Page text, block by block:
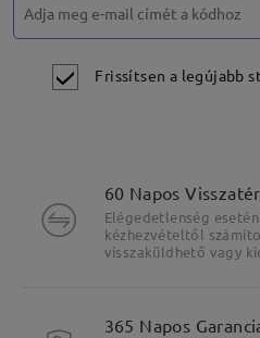
Frissítsen a legújabb
60 Napos
Elégedetlenség
kézhezvételtől
visszaküldhető vagy
365 Napos